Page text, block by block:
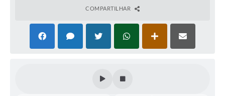
Contas Públicas
COMPARTILHAR